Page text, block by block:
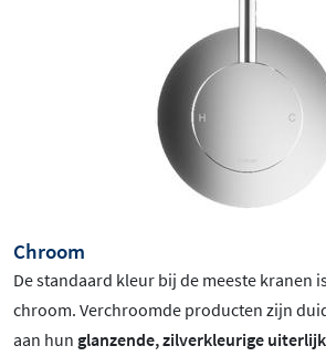
Chroom
De standaard kleur bij de meeste kranen
chroom. Verchroomde producten zijn
aan hun glanzende, zilverkleurige uiterlijk